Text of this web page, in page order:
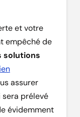
et votre
empêché de
solutions
assurer
prélevé
évidemment